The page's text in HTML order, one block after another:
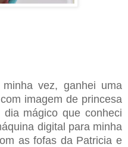
vez, ganhei uma
imagem de princesa
mágico que conheci
digital para minha
as fofas da Patricia e